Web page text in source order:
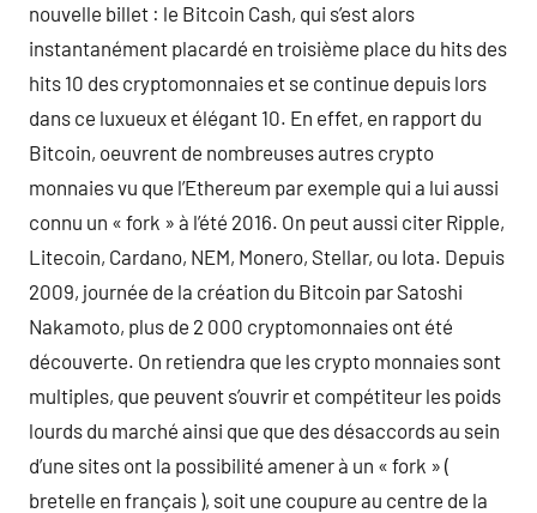
nouvelle billet : le Bitcoin Cash, qui s’est alors
instantanément placardé en troisième place du hits des
hits 10 des cryptomonnaies et se continue depuis lors
dans ce luxueux et élégant 10. En effet, en rapport du
Bitcoin, oeuvrent de nombreuses autres crypto
monnaies vu que l’Ethereum par exemple qui a lui aussi
connu un « fork » à l’été 2016. On peut aussi citer Ripple,
Litecoin, Cardano, NEM, Monero, Stellar, ou Iota. Depuis
2009, journée de la création du Bitcoin par Satoshi
Nakamoto, plus de 2 000 cryptomonnaies ont été
découverte. On retiendra que les crypto monnaies sont
multiples, que peuvent s’ouvrir et compétiteur les poids
lourds du marché ainsi que que des désaccords au sein
d’une sites ont la possibilité amener à un « fork » (
bretelle en français ), soit une coupure au centre de la